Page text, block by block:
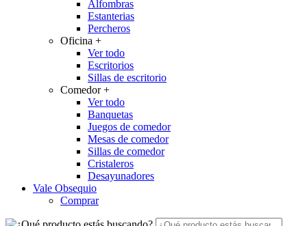
Alfombras
Estanterias
Percheros
Oficina +
Ver todo
Escritorios
Sillas de escritorio
Comedor+
Ver todo
Banquetas
Juegos de comedor
Mesas de comedor
Sillas de comedor
Cristaleros
Desayunadores
Vale Obsequio
Comprar